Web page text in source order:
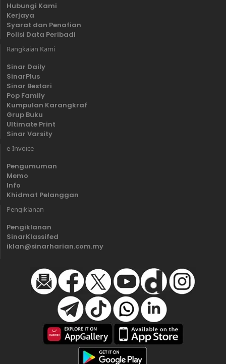
Hubungi Kami
Kerjaya
Syarat dan Penafian
Polisi Data Peribadi
Rangkaian Kami
Sinar Daily
SinarPlus
Sinar Bestari
Pop Family
Kumpulan Karangkraf
Grup Buku
Ultimate Print
Sinar Varsity
e-Invoice
Pengumuman
Memo
Info
Khidmat Pelanggan
Pengiklanan
Pengiklanan
SinarKlassifed
iklan@sinarharian.com.my